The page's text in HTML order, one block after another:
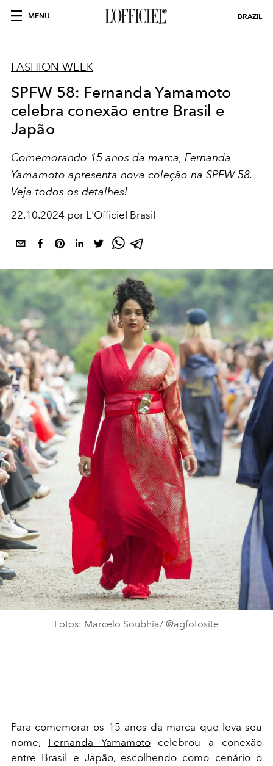
MENU BRAZIL
FASHION WEEK
SPFW 58: Fernanda Yamamoto
celebra conexão entre Brasil e
Japão
Comemorando 15 anos da marca, Fernanda
Yamamoto apresenta nova coleção na SPFW 58.
Veja todos os detalhes!
22.10.2024 por L'Officiel Brasil
Fotos: Marcelo Soubhia/ @agfotosite
Para comemorar os 15 anos da marca que leva seu
nome, Fernanda Yamamotocelebrou a conexão
entre Brasil e Japão, escolhendo como cenário o